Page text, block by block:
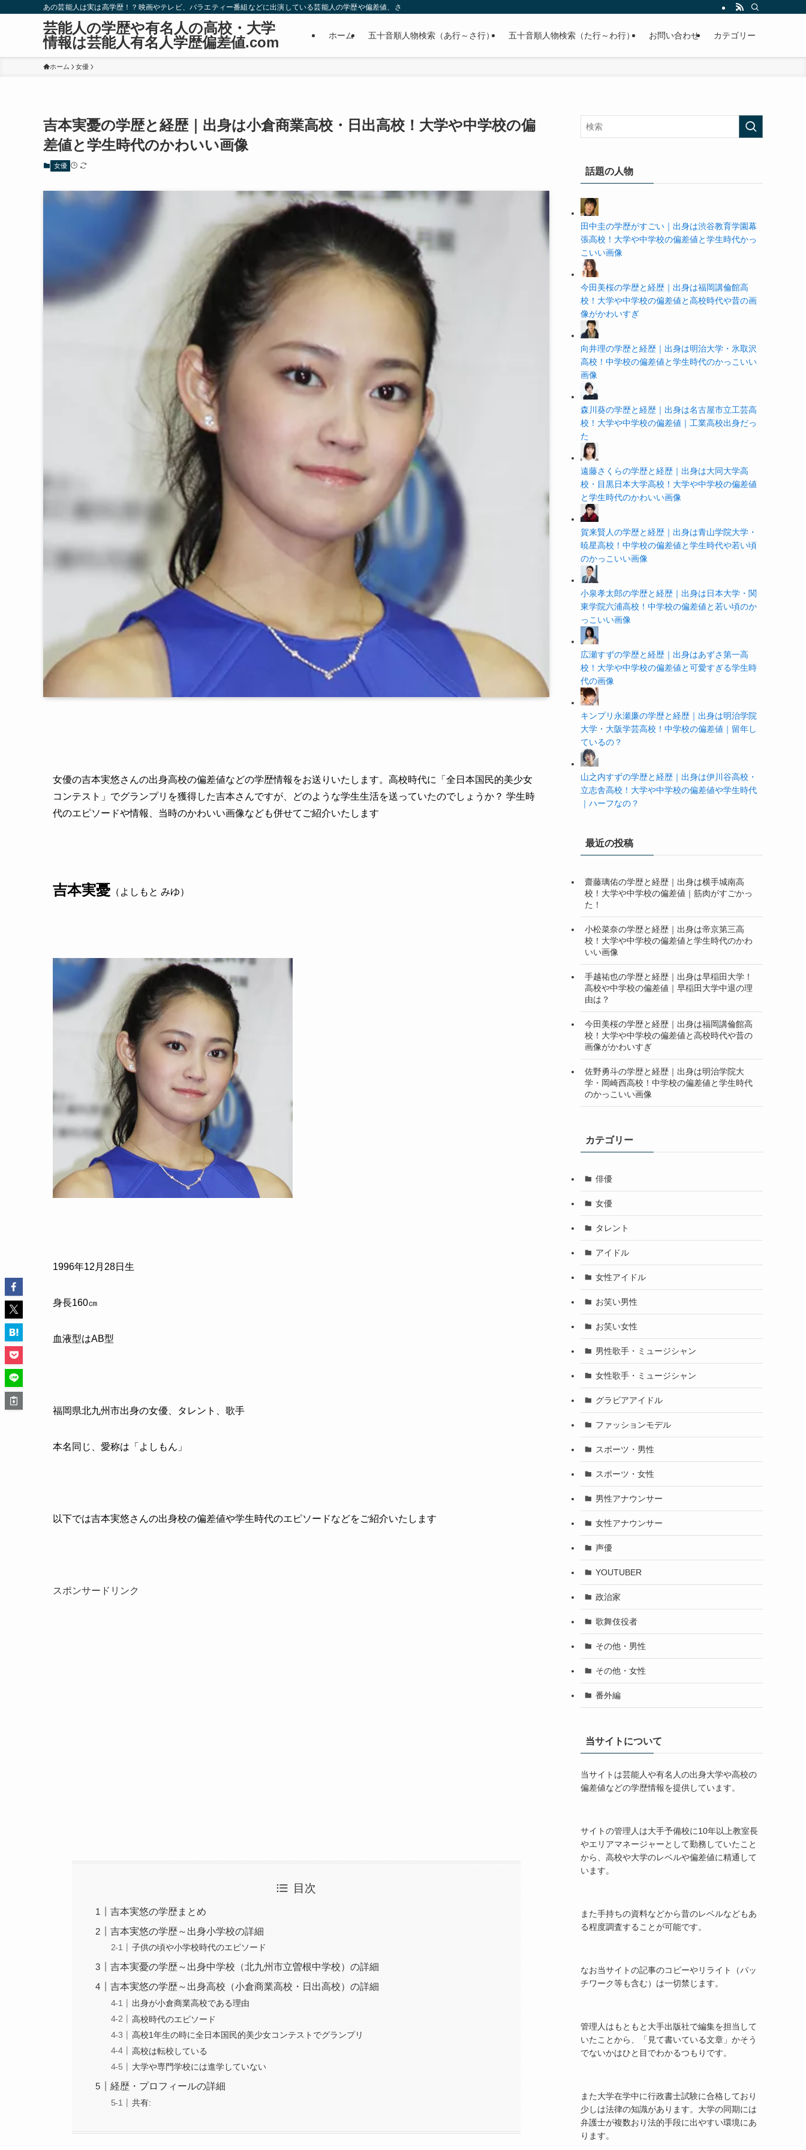
あの芸能人は実は高学歴！？映画やテレビ、バラエティー番組などに出演している芸能人の学歴や偏差値、さらに政治家やスポーツ選手などの有名人の学歴や高校・大学の偏差値まで紹介していきます。
芸能人の学歴や有名人の高校・大学
情報は芸能人有名人学歴偏差値.com
ホーム 五十音順人物検索（あ行～さ行） 五十音順人物検索（た行～わ行） お問い合わせ カテゴリー
ホーム 女優
吉本実憂の学歴と経歴｜出身は小倉商業高校・日出高校！大学や中学校の偏
差値と学生時代のかわいい画像
女優
女優の吉本実悠さんの出身高校の偏差値などの学歴情報をお送りいたします。高校時代に「全日本国民的美少女
コンテスト」でグランプリを獲得した吉本さんですが、どのような学生生活を送っていたのでしょうか？ 学生時
代のエピソードや情報、当時のかわいい画像なども併せてご紹介いたします
吉本実憂 （よしもと みゆ）
1996年12 月 28日生
身長160㎝
血液型はAB型
福岡県北九州市出身の女優、タレント、歌手
本名同じ、愛称は「よしもん」
以下では吉本実悠さんの出身校の偏差値や学生時代のエピソードなどをご紹介いたします
スポンサードリンク
目次
吉本実悠の学歴まとめ
吉本実悠の学歴～出身小学校の詳細
子供の頃や小学校時代のエピソード
吉本実憂の学歴～出身中学校（北九州市立曽根中学校）の詳細
吉本実悠の学歴～出身高校（小倉商業高校・日出高校）の詳細
出身が小倉商業高校である理由
高校時代のエピソード
高校1年生の時に全日本国民的美少女コンテストでグランプリ
高校は転校している
大学や専門学校には進学していない
経歴・プロフィールの詳細
共有:
話題の人物
田中圭の学歴がすごい｜出身は渋谷教育学園幕
張高校！大学や中学校の偏差値と学生時代かっ
こいい画像
今田美桜の学歴と経歴｜出身は福岡講倫館高
校！大学や中学校の偏差値と高校時代や昔の画
像がかわいすぎ
向井理の学歴と経歴｜出身は明治大学・氷取沢
高校！中学校の偏差値と学生時代のかっこいい
画像
森川葵の学歴と経歴｜出身は名古屋市立工芸高
校！大学や中学校の偏差値｜工業高校出身だっ
た
遠藤さくらの学歴と経歴｜出身は大同大学高
校・目黒日本大学高校！大学や中学校の偏差値
と学生時代のかわいい画像
賀来賢人の学歴と経歴｜出身は青山学院大学・
暁星高校！中学校の偏差値と学生時代や若い頃
のかっこいい画像
小泉孝太郎の学歴と経歴｜出身は日本大学・関
東学院六浦高校！中学校の偏差値と若い頃のか
っこいい画像
広瀬すずの学歴と経歴｜出身はあずさ第一高
校！大学や中学校の偏差値と可愛すぎる学生時
代の画像
キンプリ永瀬廉の学歴と経歴｜出身は明治学院
大学・大阪学芸高校！中学校の偏差値｜留年し
ているの？
山之内すずの学歴と経歴｜出身は伊川谷高校・
立志舎高校！大学や中学校の偏差値や学生時代
｜ハーフなの？
最近の投稿
齋藤璃佑の学歴と経歴｜出身は横手城南高
校！大学や中学校の偏差値｜筋肉がすごかっ
た！
小松菜奈の学歴と経歴｜出身は帝京第三高
校！大学や中学校の偏差値と学生時代のかわ
いい画像
手越祐也の学歴と経歴｜出身は早稲田大学！
高校や中学校の偏差値｜早稲田大学中退の理
由は？
今田美桜の学歴と経歴｜出身は福岡講倫館高
校！大学や中学校の偏差値と高校時代や昔の
画像がかわいすぎ
佐野勇斗の学歴と経歴｜出身は明治学院大
学・岡崎西高校！中学校の偏差値と学生時代
のかっこいい画像
カテゴリー
俳優
女優
タレント
アイドル
女性アイドル
お笑い男性
お笑い女性
男性歌手・ミュージシャン
女性歌手・ミュージシャン
グラビアアイドル
ファッションモデル
スポーツ・男性
スポーツ・女性
男性アナウンサー
女性アナウンサー
声優
YOUTUBER
政治家
歌舞伎役者
その他・男性
その他・女性
番外編
当サイトについて
当サイトは芸能人や有名人の出身大学や高校の
偏差値などの学歴情報を提供しています。
サイトの管理人は大手予備校に10年以上教室長
やエリアマネージャーとして勤務していたこと
から、高校や大学のレベルや偏差値に精通して
います。
また手持ちの資料などから昔のレベルなどもあ
る程度調査することが可能です。
なお当サイトの記事のコピーやリライト（パッ
チワーク等も含む）は一切禁じます。
管理人はもともと大手出版社で編集を担当して
いたことから、「見て書いている文章」かそう
でないかはひと目でわかるつもりです。
また大学在学中に行政書士試験に合格しており
少しは法律の知識があります。大学の同期には
弁護士が複数おり法的手段に出やすい環境にあ
ります。